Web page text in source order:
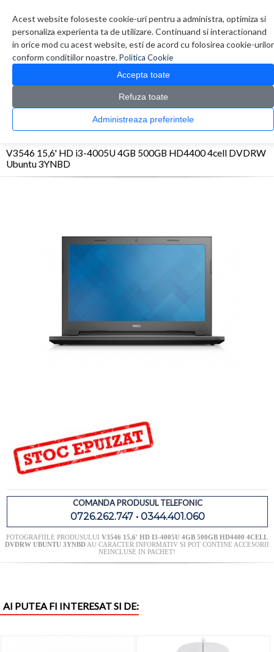
Acest website foloseste cookie-uri pentru a administra, optimiza si
personaliza experienta ta de utilizare. Continuand si interactionand
in orice mod cu acest website, esti de acord cu folosirea cookie-urilor
conform conditiilor noastre.Politica Cookie
Accepta toate
Refuza toate
Administreaza preferintele
0 produs(e)
CATALOG PRODUSE
Laptop & Tablete > Laptopuri > V3546 15,6' HD i3-4005U 4GB 500GB
V3546 15,6' HD i3-4005U 4GB 500GB HD4400 4cell DVDRW
Ubuntu 3YNBD
COMANDA PRODUSUL TELEFONIC
0726.262.747 • 0344.401.060
FOTOGRAFIILE PRODUSULUI V3546 15,6' HD I3-4005U 4GB 500GB HD4400 4CELL
DVDRW UBUNTU 3YNBDAU CARACTER INFORMATIV SI POT CONTINE ACCESORII
NEINCLUSE IN PACHET!
AI PUTEA FI INTERESAT SI DE: